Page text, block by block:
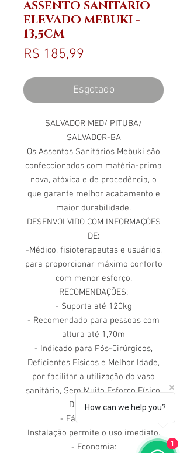
ASSENTO SANITARIO
ELEVADO MEBUKI -
13,5CM
R$ 185,99
Esgotado
SALVADOR MED/ PITUBA/
SALVADOR-BA
Os Assentos Sanitários Mebuki são
confeccionados com matéria-prima
nova, atóxica e de procedência, o
que garante melhor acabamento e
maior durabilidade.
DESENVOLVIDO COM INFORMAÇÕES
DE:
-Médico, fisioterapeutas e usuários,
para proporcionar máximo conforto
com menor esforço.
RECOMENDAÇÕES:
- Suporta até 120kg
- Recomendado para pessoas com
altura até 1,70m
- Indicado para Pós-Cirúrgicos,
Deficientes Físicos e Melhor Idade,
por facilitar a utilização do vaso
sanitário, Sem Muito Esforço Físico.
DIFRENCIAIS:
- Fácil Instalação:
Instalação permite o uso imediato.
- Economia:
How can we help you?
1